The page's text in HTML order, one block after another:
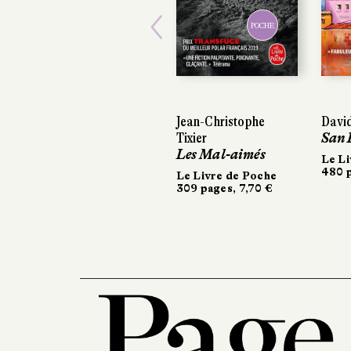
POCHE
Jean-Christophe
Tixier
Les Mal-aimés
Le Livre de Poche
309 pages, 7,70 €
San
Le
480
Previous